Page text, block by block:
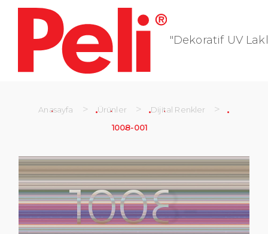
"Dekoratif UV
Anasayfa > Ürünler > Dijital Renkler >
1008-001
1008-